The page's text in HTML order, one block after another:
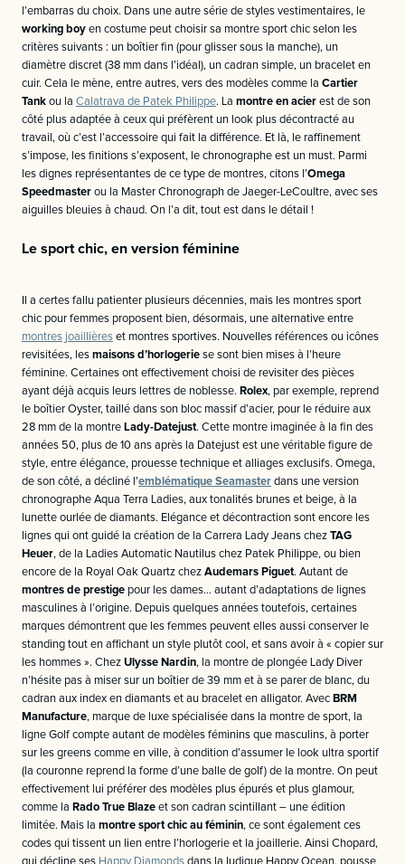
l’embarras du choix. Dans une autre série de styles vestimentaires, le
working boy en costume peut choisir sa montre sport chic selon les
critères suivants : un boîtier fin (pour glisser sous la manche), un
diamètre discret (38 mm dans l’idéal), un cadran simple, un bracelet en
cuir. Cela le mène, entre autres, vers des modèles comme la Cartier
Tank ou la Calatrava de Patek Philippe. La montre en acier est de son
côté plus adaptée à ceux qui préfèrent un look plus décontracté au
travail, où c’est l’accessoire qui fait la différence. Et là, le raffinement
s’impose, les finitions s’exposent, le chronographe est un must. Parmi
les dignes représentantes de ce type de montres, citons l’Omega
Speedmaster ou la Master Chronograph de Jaeger-LeCoultre, avec ses
aiguilles bleuies à chaud. On l’a dit, tout est dans le détail !
Le sport chic, en version féminine
Il a certes fallu patienter plusieurs décennies, mais les montres sport
chic pour femmes proposent bien, désormais, une alternative entre
montres joaillières et montres sportives. Nouvelles références ou icônes
revisitées, les maisons d’horlogerie se sont bien mises à l’heure
féminine. Certaines ont effectivement choisi de revisiter des pièces
ayant déjà acquis leurs lettres de noblesse. Rolex, par exemple, reprend
le boîtier Oyster, taillé dans son bloc massif d’acier, pour le réduire aux
28 mm de la montre Lady-Datejust. Cette montre imaginée à la fin des
années 50, plus de 10 ans après la Datejust est une véritable figure de
style, entre élégance, prouesse technique et alliages exclusifs. Omega,
de son côté, a décliné l’emblématique Seamaster dans une version
chronographe Aqua Terra Ladies, aux tonalités brunes et beige, à la
lunette ourlée de diamants. Elégance et décontraction sont encore les
lignes qui ont guidé la création de la Carrera Lady Jeans chez TAG
Heuer, de la Ladies Automatic Nautilus chez Patek Philippe, ou bien
encore de la Royal Oak Quartz chez Audemars Piguet. Autant de
montres de prestige pour les dames… autant d’adaptations de lignes
masculines à l’origine. Depuis quelques années toutefois, certaines
marques démontrent que les femmes peuvent elles aussi conserver le
standing tout en affichant un style plutôt cool, et sans avoir à « copier sur
les hommes ». Chez Ulysse Nardin, la montre de plongée Lady Diver
n’hésite pas à miser sur un boîtier de 39 mm et à se parer de blanc, du
cadran aux index en diamants et au bracelet en alligator. Avec BRM
Manufacture, marque de luxe spécialisée dans la montre de sport, la
ligne Golf compte autant de modèles féminins que masculins, à porter
sur les greens comme en ville, à condition d’assumer le look ultra sportif
(la couronne reprend la forme d’une balle de golf) de la montre. On peut
effectivement lui préférer des modèles plus épurés et plus glamour,
comme la Rado True Blaze et son cadran scintillant – une édition
limitée. Mais la montre sport chic au féminin, ce sont également ces
codes qui tissent un lien entre l’horlogerie et la joaillerie. Ainsi Chopard,
qui décline ses Happy Diamonds dans la ludique Happy Ocean, pousse